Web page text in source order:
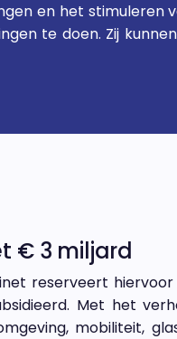
en het stimuleren
te doen. Zij
€ 3 miljard
reserveert
Met het
mobiliteit,